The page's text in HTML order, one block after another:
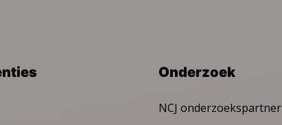
Onderzoek
NCJ onderzoekspartner